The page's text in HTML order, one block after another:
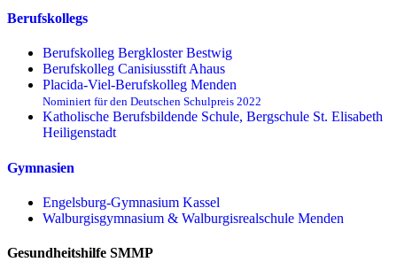
Berufskollegs
Berufskolleg Bergkloster Bestwig
Berufskolleg Canisiusstift Ahaus
Placida-Viel-Berufskolleg Menden
Nominiert für den Deutschen Schulpreis 2022
Katholische Berufsbildende Schule, Bergschule St. Elisabeth
Heiligenstadt
Gymnasien
Engelsburg-Gymnasium Kassel
Walburgisgymnasium & Walburgisrealschule Menden
Gesundheitshilfe SMMP